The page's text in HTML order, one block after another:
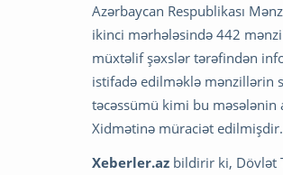
Azərbaycan Respublikası
ikinci mərhələsində 442
müxtəlif şəxslər tərəfindən
istifadə edilməklə mənzillərin
təcəssümü kimi bu məsələnin
Xidmətinə müraciət edilmişdir.
Xeberler.az bildirir ki, Dövlət